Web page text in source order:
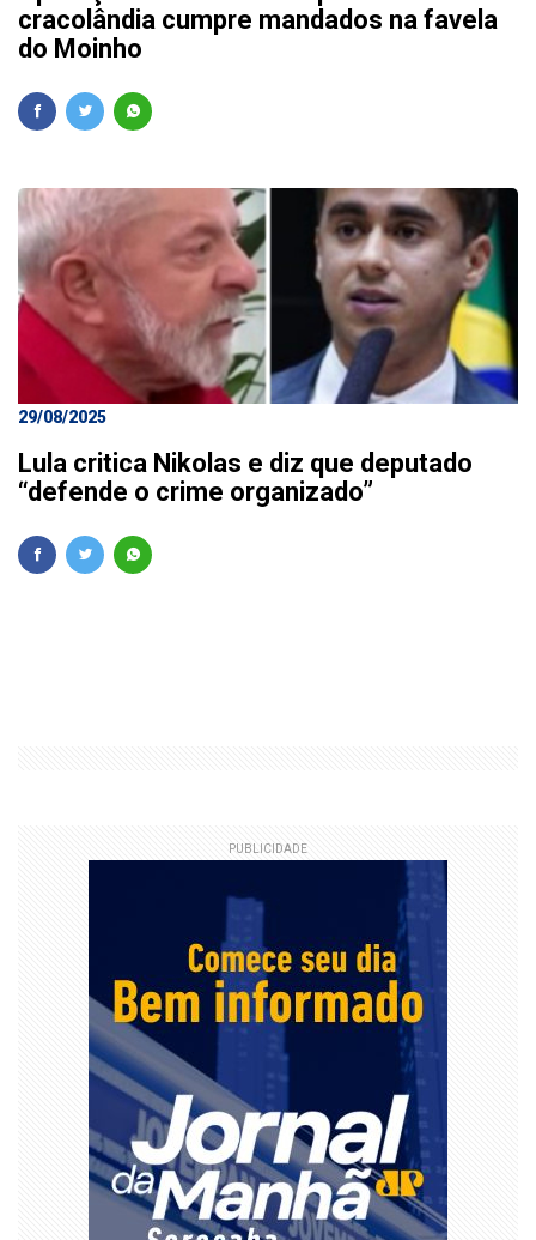
cracolândia cumpre mandados na favela
do Moinho
29/08/2025
Lula critica Nikolas e diz que deputado
“defende o crime organizado”
PUBLICIDADE